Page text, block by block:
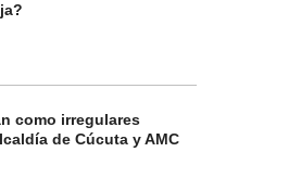
como irregulares
de Cúcuta y AMC